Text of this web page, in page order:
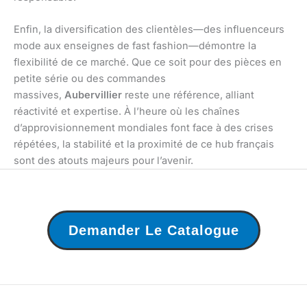
Enfin, la diversification des clientèles—des influenceurs
mode aux enseignes de fast fashion—démontre la
flexibilité de ce marché. Que ce soit pour des pièces en
petite série ou des commandes
massives, Aubervillier reste une référence, alliant
réactivité et expertise. À l’heure où les chaînes
d’approvisionnement mondiales font face à des crises
répétées, la stabilité et la proximité de ce hub français
sont des atouts majeurs pour l’avenir.
Demander Le Catalogue